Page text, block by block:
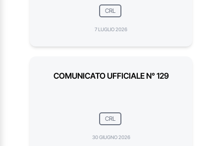
CRL
7 LUGLIO 2026
COMUNICATO UFFICIALE N° 129
CRL
30 GIUGNO 2026